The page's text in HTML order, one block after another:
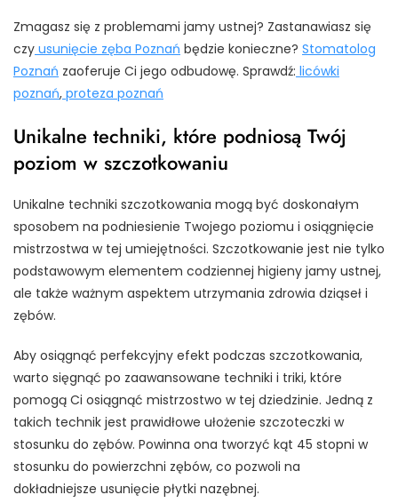
Zmagasz się z problemami jamy ustnej? Zastanawiasz się
czy usunięcie zęba Poznań będzie konieczne? Stomatolog
Poznań zaoferuje Ci jego odbudowę. Sprawdź: licówki
poznań, proteza poznań
Unikalne techniki, które podniosą Twój
poziom w szczotkowaniu
Unikalne techniki szczotkowania mogą być doskonałym
sposobem na podniesienie Twojego poziomu i osiągnięcie
mistrzostwa w tej umiejętności. Szczotkowanie jest nie tylko
podstawowym elementem codziennej higieny jamy ustnej,
ale także ważnym aspektem utrzymania zdrowia dziąseł i
zębów.
Aby osiągnąć perfekcyjny efekt podczas szczotkowania,
warto sięgnąć po zaawansowane techniki i triki, które
pomogą Ci osiągnąć mistrzostwo w tej dziedzinie. Jedną z
takich technik jest prawidłowe ułożenie szczoteczki w
stosunku do zębów. Powinna ona tworzyć kąt 45 stopni w
stosunku do powierzchni zębów, co pozwoli na
dokładniejsze usunięcie płytki nazębnej.